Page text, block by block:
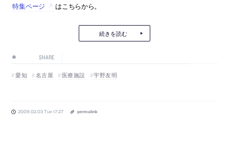
特集ページ
はこちらから。
続きを読む
SHARE
愛知 名古屋 医療施設 宇野友明
2009.02.03 Tue 17:27 permalink